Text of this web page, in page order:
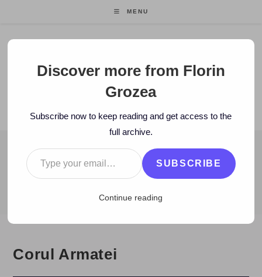
MENU
Florin Grozea
ENTREPRENEUR. FOUNDER/CEO MOCAPP.
BLOG
2008 > September > 24 > eOk.ro > Corul Armatei
Corul Armatei
Discover more from Florin
Grozea
Subscribe now to keep reading and get access to the
full archive.
Type your email…
SUBSCRIBE
Continue reading